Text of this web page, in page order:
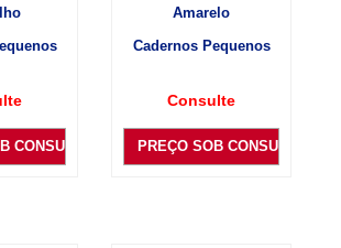
CONSULTA
Amarelo
Cadernos Pequenos
Consulte
PREÇO SOB CONSULTA